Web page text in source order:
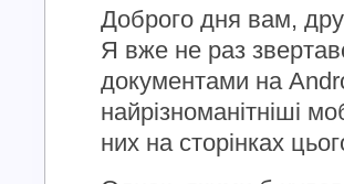
Доброго дня вам,
Я вже не раз
документами на
найрізноманітніші
них на сторінках